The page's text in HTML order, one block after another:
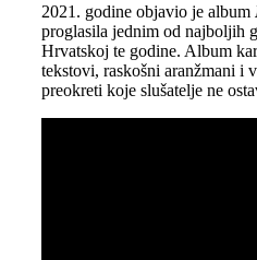
2021. godine objavio je album
proglasila jednim od najboljih
Hrvatskoj te godine. Album
tekstovi, raskošni aranžmani i
preokreti koje slušatelje ne